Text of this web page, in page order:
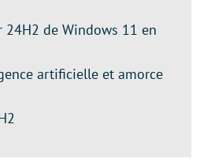
de Windows 11 en
artificielle et amorce